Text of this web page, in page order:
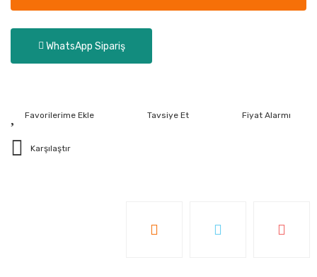
WhatsApp Sipariş
Tavsiye Et Fiyat Alarmı
Karşılaştır